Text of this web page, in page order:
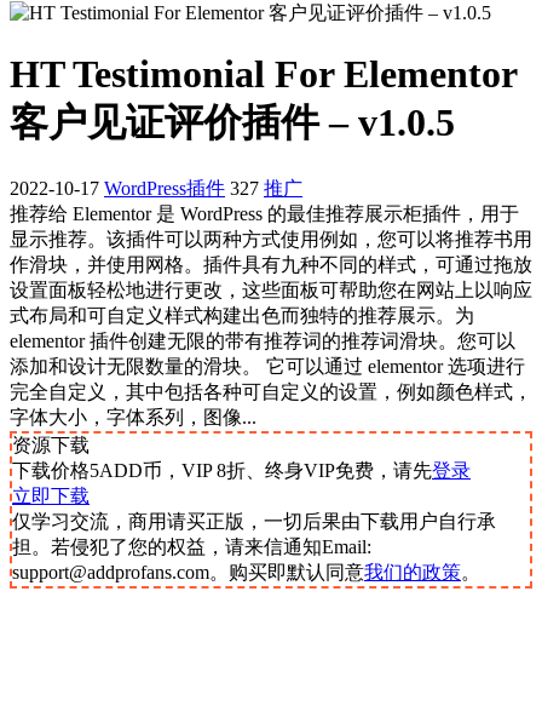
HT Testimonial For Elementor
客户见证评价插件 – v1.0.5
2022-10-17 WordPress插件 327 推广
推荐给 Elementor 是 WordPress 的最佳推荐展示柜插件，用于
显示推荐。该插件可以两种方式使用例如，您可以将推荐书用
作滑块，并使用网格。插件具有九种不同的样式，可通过拖放
设置面板轻松地进行更改，这些面板可帮助您在网站上以响应
式布局和可自定义样式构建出色而独特的推荐展示。为
elementor 插件创建无限的带有推荐词的推荐词滑块。您可以
添加和设计无限数量的滑块。 它可以通过 elementor 选项进行
完全自定义，其中包括各种可自定义的设置，例如颜色样式，
字体大小，字体系列，图像...
资源下载
下载价格5ADD币，VIP 8折、终身VIP免费，请先登录
立即下载
仅学习交流，商用请买正版，一切后果由下载用户自行承
担。若侵犯了您的权益，请来信通知Email:
support@addprofans.com。购买即默认同意我们的政策。